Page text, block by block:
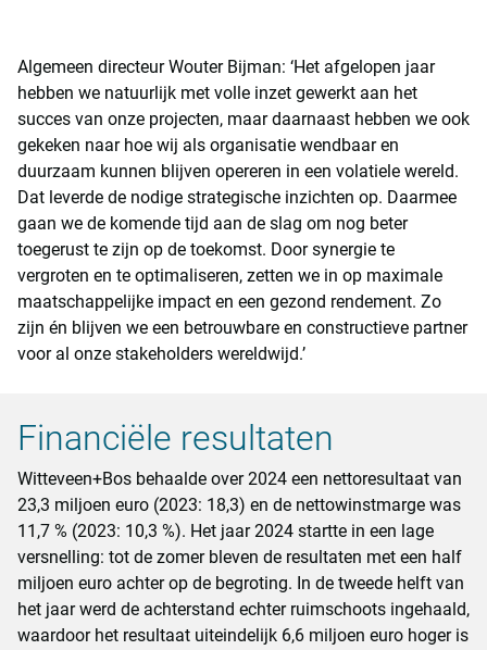
Algemeen directeur Wouter Bijman: ‘Het afgelopen jaar
hebben we natuurlijk met volle inzet gewerkt aan het
succes van onze projecten, maar daarnaast hebben we ook
gekeken naar hoe wij als organisatie wendbaar en
duurzaam kunnen blijven opereren in een volatiele wereld.
Dat leverde de nodige strategische inzichten op. Daarmee
gaan we de komende tijd aan de slag om nog beter
toegerust te zijn op de toekomst. Door synergie te
vergroten en te optimaliseren, zetten we in op maximale
maatschappelijke impact en een gezond rendement. Zo
zijn én blijven we een betrouwbare en constructieve partner
voor al onze stakeholders wereldwijd.’
Financiële resultaten
Witteveen+Bos behaalde over 2024 een nettoresultaat van
23,3 miljoen euro (2023: 18,3) en de nettowinstmarge was
11,7 % (2023: 10,3 %). Het jaar 2024 startte in een lage
versnelling: tot de zomer bleven de resultaten met een half
miljoen euro achter op de begroting. In de tweede helft van
het jaar werd de achterstand echter ruimschoots ingehaald,
waardoor het resultaat uiteindelijk 6,6 miljoen euro hoger is